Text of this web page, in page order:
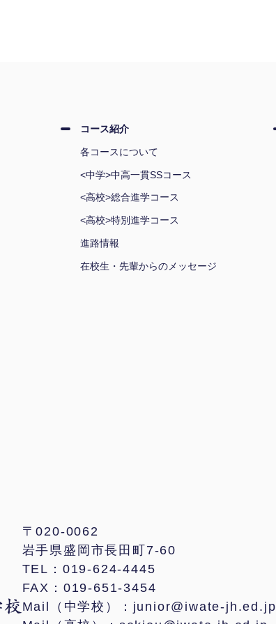
〒020-0062
岩手県盛岡市長田町7-60
TEL：019-624-4445
FAX：019-651-3454
Mail（中学校）：junior@iwate-jh.ed.jp
コース紹介
各コースについて
<中学>中高一貫SSコース
<高校>総合進学コース
<高校>特別進学コース
進路情報
在校生・先輩からのメッセージ